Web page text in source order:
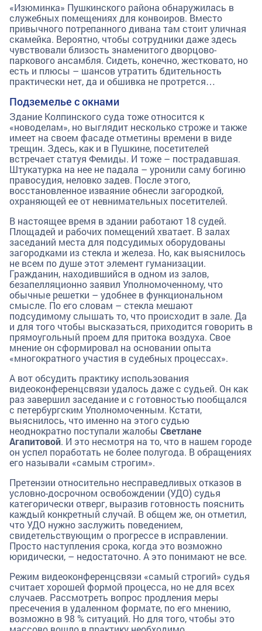
«Изюминка» Пушкинского района обнаружилась в
служебных помещениях для конвоиров. Вместо
привычного потрепанного дивана там стоит уличная
скамейка. Вероятно, чтобы сотрудники даже здесь
чувствовали близость знаменитого дворцово-
паркового ансамбля. Сидеть, конечно, жестковато, но
есть и плюсы – шансов утратить бдительность
практически нет, да и обшивка не протрется…
Подземелье с окнами
Здание Колпинского суда тоже относится к
«новоделам», но выглядит несколько строже и также
имеет на своем фасаде отметины времени в виде
трещин. Здесь, как и в Пушкине, посетителей
встречает статуя Фемиды. И тоже – пострадавшая.
Штукатурка на нее не падала – уронили саму богиню
правосудия, неловко задев. После этого,
восстановленное изваяние обнесли загородкой,
охраняющей ее от невнимательных посетителей.
В настоящее время в здании работают 18 судей.
Площадей и рабочих помещений хватает. В залах
заседаний места для подсудимых оборудованы
загородками из стекла и железа. Но, как выяснилось
не всем по душе этот элемент гуманизации.
Гражданин, находившийся в одном из залов,
безапелляционно заявил Уполномоченному, что
обычные решетки – удобнее в функциональном
смысле. По его словам – стекла мешают
подсудимому слышать то, что происходит в зале. Да
и для того чтобы высказаться, приходится говорить в
прямоугольный проем для притока воздуха. Свое
мнение он сформировал на основании опыта
«многократного участия в судебных процессах».
А вот обсудить практику использования
видеоконференцсвязи удалось даже с судьей. Он как
раз завершил заседание и с готовностью пообщался
с петербургским Уполномоченным. Кстати,
выяснилось, что именно на этого судью
неоднократно поступали жалобы Светлане
Агапитовой. И это несмотря на то, что в нашем городе
он успел поработать не более полугода. В обращениях
его называли «самым строгим».
Претензии относительно несправедливых отказов в
условно-досрочном освобождении (УДО) судья
категорически отверг, выразив готовность пояснить
каждый конкретный случай. В общем же, он отметил,
что УДО нужно заслужить поведением,
свидетельствующим о прогрессе в исправлении.
Просто наступления срока, когда это возможно
юридически, – недостаточно. А это понимают не все.
Режим видеоконференцсвязи «самый строгий» судья
считает хорошей формой процесса, но не для всех
случаев. Рассмотреть вопрос продления меры
пресечения в удаленном формате, по его мнению,
возможно в 98 % ситуаций. Но для того, чтобы это